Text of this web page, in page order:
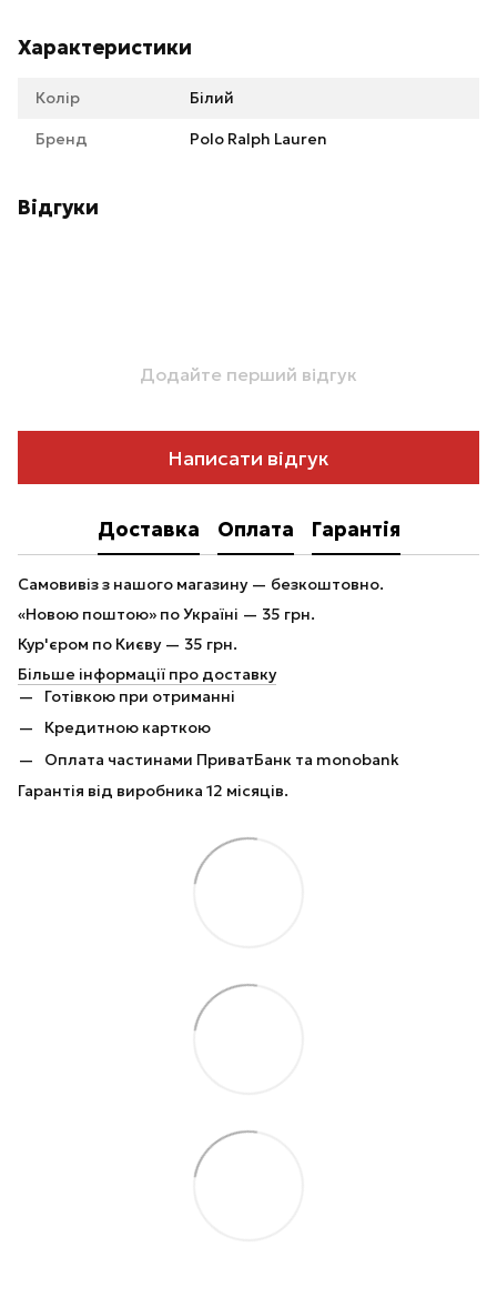
Характеристики
Колір Білий
Бренд Polo Ralph Lauren
Відгуки
Додайте перший відгук
Написати відгук
Доставка Оплата Гарантія
Самовивіз з нашого магазину — безкоштовно.
«Новою поштою» по Україні — 35 грн.
Кур'єром по Києву — 35 грн.
Більше інформації про доставку
Готівкою при отриманні
Кредитною карткою
Оплата частинами ПриватБанк та monobank
Гарантія від виробника 12 місяців.